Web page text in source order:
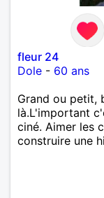
fleur 24
Dole - 60 ans
Grand ou petit,
là.L'important
ciné. Aimer les
construire une